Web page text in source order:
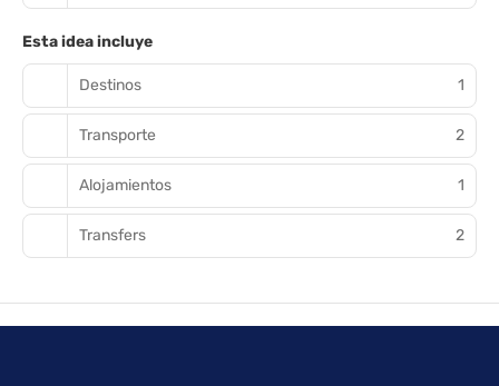
Esta idea incluye
Destinos 1
Transporte 2
Alojamientos 1
Transfers 2